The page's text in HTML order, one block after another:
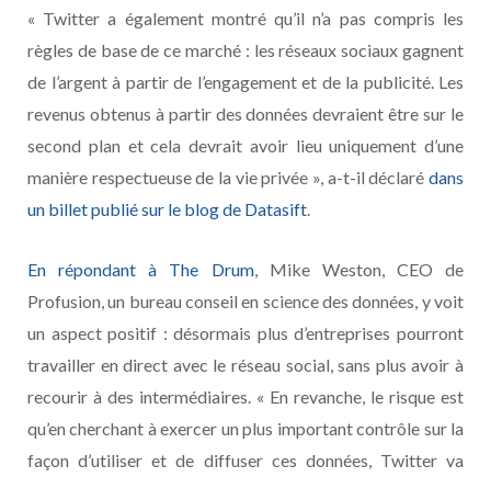
« Twitter a également montré qu’il n’a pas compris les
règles de base de ce marché : les réseaux sociaux gagnent
de l’argent à partir de l’engagement et de la publicité. Les
revenus obtenus à partir des données devraient être sur le
second plan et cela devrait avoir lieu uniquement d’une
manière respectueuse de la vie privée », a-t-il déclaré dans
un billet publié sur le blog de Datasift.
En répondant à The Drum, Mike Weston, CEO de
Profusion, un bureau conseil en science des données, y voit
un aspect positif : désormais plus d’entreprises pourront
travailler en direct avec le réseau social, sans plus avoir à
recourir à des intermédiaires. « En revanche, le risque est
qu’en cherchant à exercer un plus important contrôle sur la
façon d’utiliser et de diffuser ces données, Twitter va